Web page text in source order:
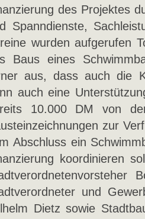
des Projektes
Spanndienste,
wurden aufgerufen
Baus eines
aus, dass auch die
auch eine
10.000 DM von
zur
Abschluss ein
koordinieren
und
Dietz sowie